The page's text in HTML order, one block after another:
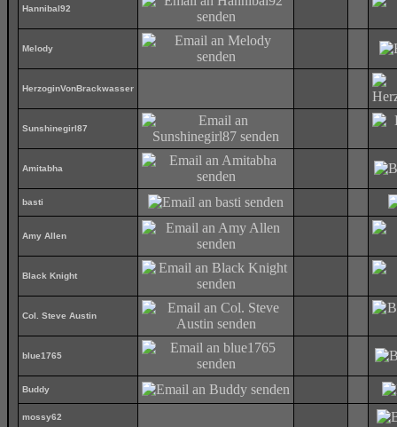
Hannibal92
Melody
HerzoginVonBrackwasser
Sunshinegirl87
Amitabha
basti
Amy Allen
Black Knight
Col. Steve Austin
blue1765
Buddy
mossy62